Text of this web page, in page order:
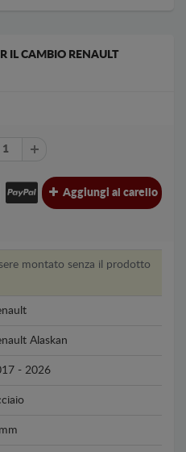
IL CAMBIO RENAULT
Aggiungi al carello
montato senza il prodotto
Alaskan
- 2026